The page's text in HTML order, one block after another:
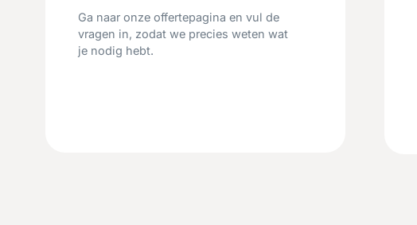
Ga naar onze offertepagina en vul de
vragen in, zodat we precies weten wat
je nodig hebt.